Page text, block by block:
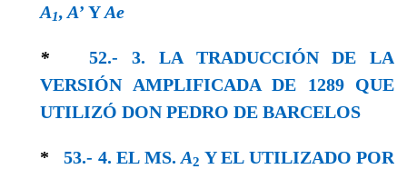
A1, A’ YAe
*52.- 3. LA TRADUCCIÓN DE LA
VERSIÓN AMPLIFICADA DE 1289 QUE
UTILIZÓ DON PEDRO DE BARCELOS
*53.- 4. EL MS.A2 Y EL UTILIZADO POR